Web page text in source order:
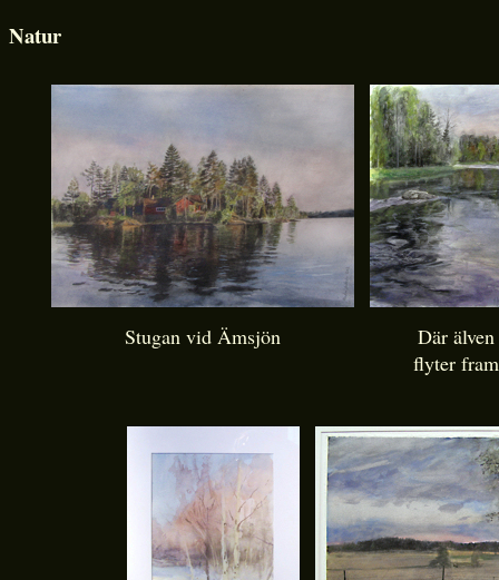
Natur
Stugan vid Ämsjön
Där älven
flyter fram